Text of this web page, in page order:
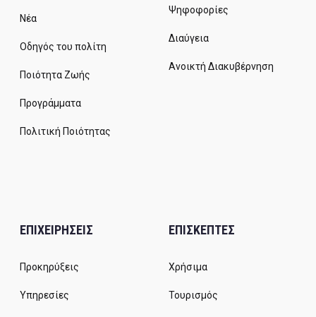
Νέα
Οδηγός του πολίτη
Ποιότητα Ζωής
Προγράμματα
Πολιτική Ποιότητας
Ψηφοφορίες
Διαύγεια
Ανοικτή Διακυβέρνηση
ΕΠΙΧΕΙΡΗΣΕΙΣ
Προκηρύξεις
Υπηρεσίες
ΕΠΙΣΚΕΠΤΕΣ
Χρήσιμα
Τουρισμός